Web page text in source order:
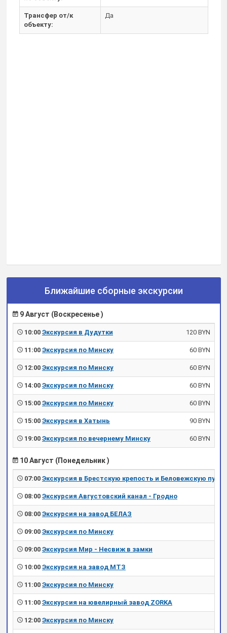
Трансфер от/к
объекту:
Да
Ближайшие сборные экскурсии
9 Август (Воскресенье )
10:00 Экскурсия в Дудутки 120 BYN
11:00 Экскурсия по Минску 60 BYN
12:00 Экскурсия по Минску 60 BYN
14:00 Экскурсия по Минску 60 BYN
15:00 Экскурсия по Минску 60 BYN
15:00 Экскурсия в Хатынь 90 BYN
19:00 Экскурсия по вечернему Минску 60 BYN
10 Август (Понедельник )
07:00 Экскурсия в Брестскую крепость и Беловежскую пущу
08:00 Экскурсия Августовский канал - Гродно
08:00 Экскурсия на завод БЕЛАЗ
09:00 Экскурсия по Минску
09:00 Экскурсия Мир - Несвиж в замки
10:00 Экскурсия на завод МТЗ
11:00 Экскурсия по Минску
11:00 Экскурсия на ювелирный завод ZORKA
12:00 Экскурсия по Минску